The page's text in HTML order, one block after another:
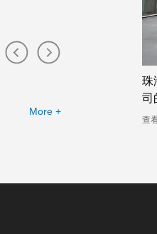
More +
珠
司
查